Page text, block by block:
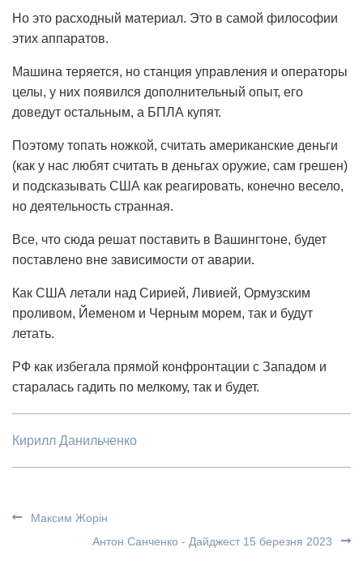
Но это расходный материал. Это в самой философии
этих аппаратов.
Машина теряется, но станция управления и операторы
целы, у них появился дополнительный опыт, его
доведут остальным, а БПЛА купят.
Поэтому топать ножкой, считать американские деньги
(как у нас любят считать в деньгах оружие, сам грешен)
и подсказывать США как реагировать, конечно весело,
но деятельность странная.
Все, что сюда решат поставить в Вашингтоне, будет
поставлено вне зависимости от аварии.
Как США летали над Сирией, Ливией, Ормузским
проливом, Йеменом и Черным морем, так и будут
летать.
РФ как избегала прямой конфронтации с Западом и
старалась гадить по мелкому, так и будет.
Кирилл Данильченко
Максим Жорін
Антон Санченко - Дайджест 15 березня 2023